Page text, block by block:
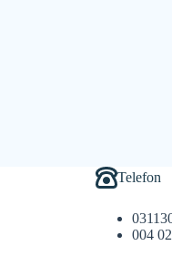
Telefon
004